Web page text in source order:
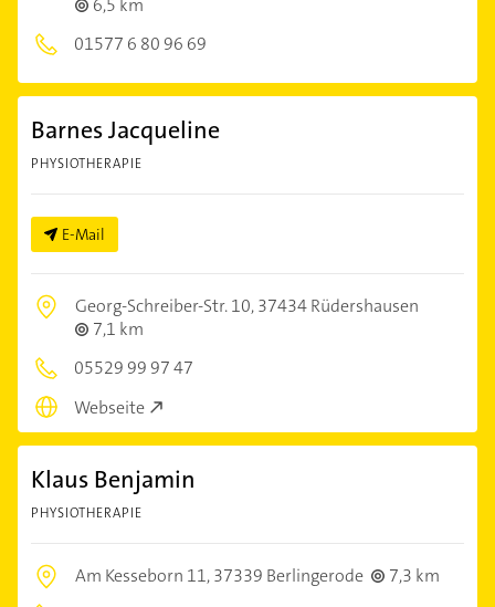
01577 6 80 96 69
Barnes Jacqueline
PHYSIOTHERAPIE
E-Mail
Georg-Schreiber-Str. 10,37434 Rüdershausen
7,1 km
05529 99 97 47
Webseite
Klaus Benjamin
PHYSIOTHERAPIE
Am Kesseborn 11,37339 Berlingerode
7,3 km